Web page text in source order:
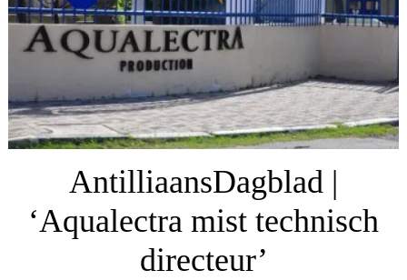
AntilliaansDagblad |
‘Aqualectra mist technisch
directeur’